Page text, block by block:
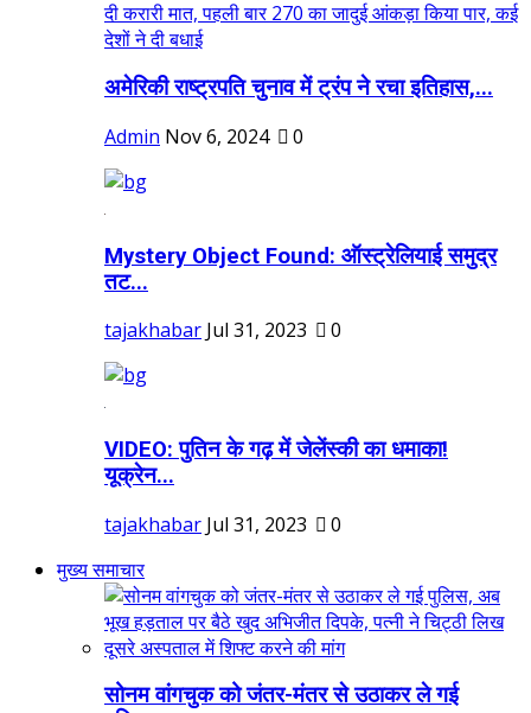
अमेरिकी राष्ट्रपति चुनाव में ट्रंप ने रचा इतिहास,...
Admin Nov 6, 2024 0
Mystery Object Found: ऑस्ट्रेलियाई समुद्र
तट...
tajakhabar Jul 31, 2023 0
VIDEO: पुतिन के गढ़ में जेलेंस्की का धमाका!
यूक्रेन...
tajakhabar Jul 31, 2023
0
मुख्य समाचार
सोनम वांगचुक को जंतर-मंतर से उठाकर ले गई